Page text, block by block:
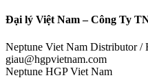
Đại lý Việt Nam – Công Ty
Neptune Viet Nam Distributor /
giau@hgpvietnam.com
Neptune HGP Viet Nam